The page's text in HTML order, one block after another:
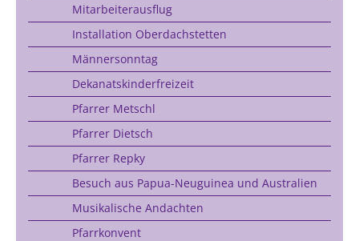
Mitarbeiterausflug
Installation Oberdachstetten
Männersonntag
Dekanatskinderfreizeit
Pfarrer Metschl
Pfarrer Dietsch
Pfarrer Repky
Besuch aus Papua-Neuguinea und Australien
Musikalische Andachten
Pfarrkonvent